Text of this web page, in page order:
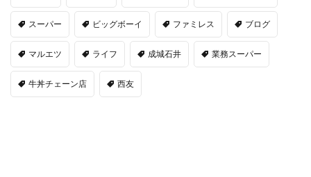
スーパー ビッグボーイ ファミレス ブログ
マルエツ ライフ 成城石井 業務スーパー
牛丼チェーン店 西友